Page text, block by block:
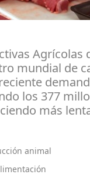
Agrícolas
mundial de
los 377
más
animal